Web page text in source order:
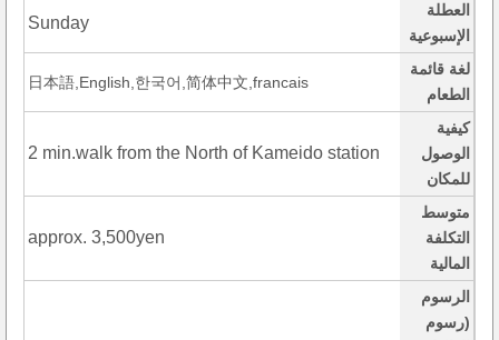
العطلة
الإسبوعية
Sunday
لغة قائمة
الطعام
日本語,English,한국어,简体中文,francais
كيفية
الوصول
للمكان
2 min.walk from the North of Kameido station
متوسط
التكلفة
المالية
approx. 3,500yen
الرسوم
(رسوم